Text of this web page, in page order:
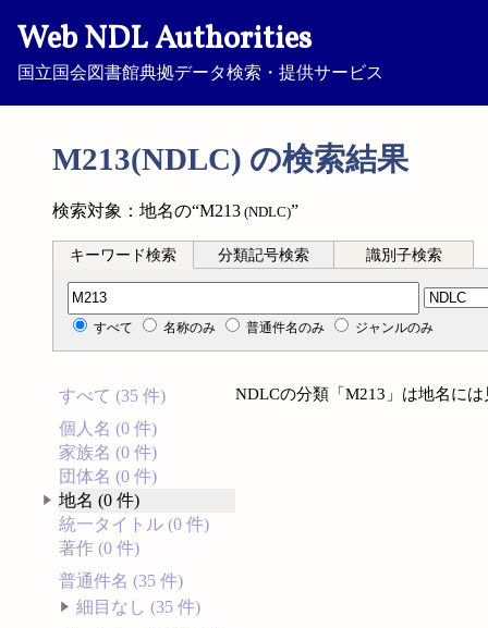
Web NDL Authorities
国立国会図書館典拠データ検索・提供サービス
M213(NDLC) の検索結果
検索対象：地名の“M213 (NDLC)”
キーワード検索 分類記号検索 識別子検索
分類記号検索
すべて 名称のみ 普通件名のみ ジャンルのみ
すべて (35 件)
個人名 (0 件)
家族名 (0 件)
団体名 (0 件)
地名 (0 件)
統一タイトル (0 件)
著作 (0 件)
普通件名 (35 件)
細目なし (35 件)
NDLCの分類「M213」は地名に